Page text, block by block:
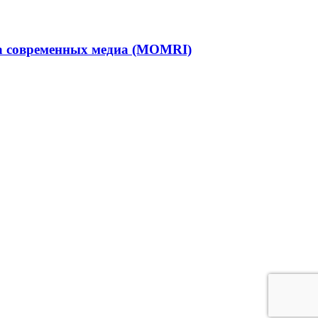
современных медиа (MOMRI)